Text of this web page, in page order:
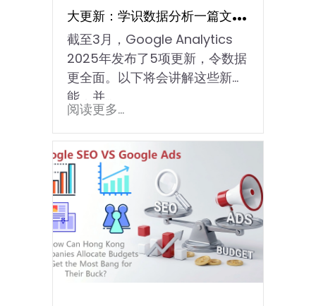
大更新：学识数据分析一篇文就
够！
截至3月，Google Analytics
2025年发布了5项更新，令数据
更全面。以下将会讲解这些新功
能，并…
阅读更多...